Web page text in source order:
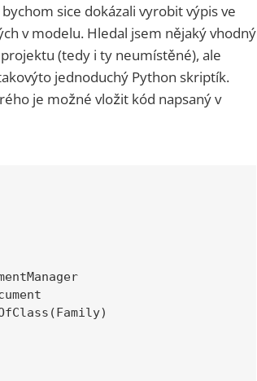
sice dokázali vyrobit výpis ve
v modelu. Hledal jsem nějaký vhodný
(tedy i ty neumístěné), ale
jednoduchý Python skriptík.
je možné vložit kód napsaný v